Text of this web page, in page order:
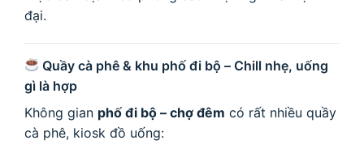
đại.
Quầy cà phê & khu phố đi bộ – Chill nhẹ, uống
gì là hợp
Không gian phố đi bộ – chợ đêm có rất nhiều quầy
cà phê, kiosk đồ uống: